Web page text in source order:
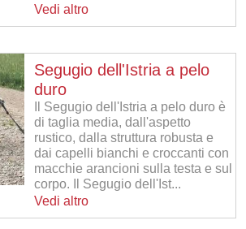
Vedi altro
Segugio dell'Istria a pelo
duro
Il Segugio dell'Istria a pelo duro è
di taglia media, dall'aspetto
rustico, dalla struttura robusta e
dai capelli bianchi e croccanti con
macchie arancioni sulla testa e sul
corpo. Il Segugio dell'Ist...
Vedi altro